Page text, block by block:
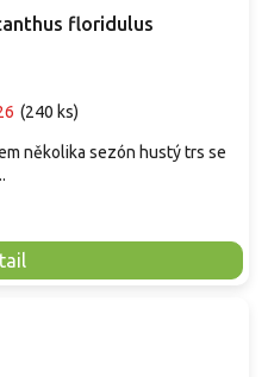
floridulus
(240 ks)
několika sezón hustý trs se